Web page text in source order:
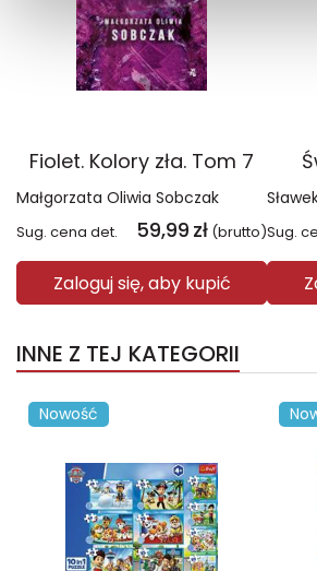
Fiolet. Kolory zła. Tom 7
Małgorzata Oliwia Sobczak
Sug. cena det. 59,99 zł (brutto)
Zaloguj się, aby kupić
Sug.
INNE Z TEJ KATEGORII
Nowość